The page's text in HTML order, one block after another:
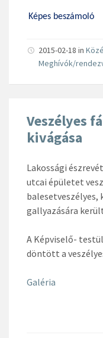
Képes beszámoló
2015-02-18 in
Meghívók/
Veszélyes
kivágása
Lakossági
utcai épületet
balesetveszélyes,
gallyazására
A Képviselő-
döntött a
Galéria